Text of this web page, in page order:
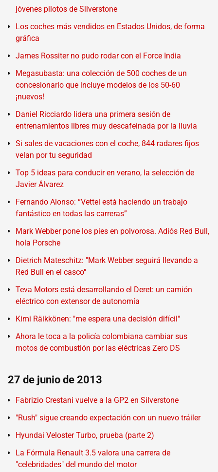
jóvenes pilotos de Silverstone
Los coches más vendidos en Estados Unidos, de forma
gráfica
James Rossiter no pudo rodar con el Force India
Megasubasta: una colección de 500 coches de un
concesionario que incluye modelos de los 50-60
¡nuevos!
Daniel Ricciardo lidera una primera sesión de
entrenamientos libres muy descafeinada por la lluvia
Si sales de vacaciones con el coche, 844 radares fijos
velan por tu seguridad
Top 5 ideas para conducir en verano, la selección de
Javier Álvarez
Fernando Alonso: “Vettel está haciendo un trabajo
fantástico en todas las carreras”
Mark Webber pone los pies en polvorosa. Adiós Red Bull,
hola Porsche
Dietrich Mateschitz: "Mark Webber seguirá llevando a
Red Bull en el casco"
Teva Motors está desarrollando el Deret: un camión
eléctrico con extensor de autonomía
Kimi Räikkönen: "me espera una decisión difícil"
Ahora le toca a la policía colombiana cambiar sus
motos de combustión por las eléctricas Zero DS
27 de junio de 2013
Fabrizio Crestani vuelve a la GP2 en Silverstone
"Rush" sigue creando expectación con un nuevo tráiler
Hyundai Veloster Turbo, prueba (parte 2)
La Fórmula Renault 3.5 valora una carrera de
"celebridades" del mundo del motor